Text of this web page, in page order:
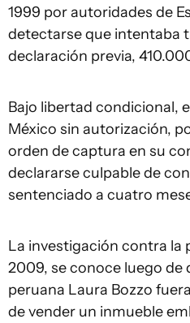
1999 por autoridades de
detectarse que intentaba
declaración previa,
Bajo libertad condicional,
México sin autorización,
orden de captura en su
declararse culpable de
sentenciado a cuatro
La investigación contra la
2009, se conoce luego de
peruana Laura Bozzo
de vender un inmueble